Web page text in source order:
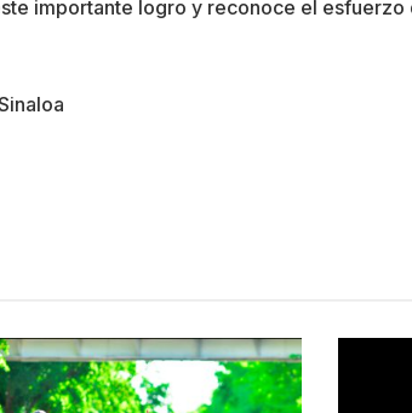
importante logro y reconoce el esfuerzo